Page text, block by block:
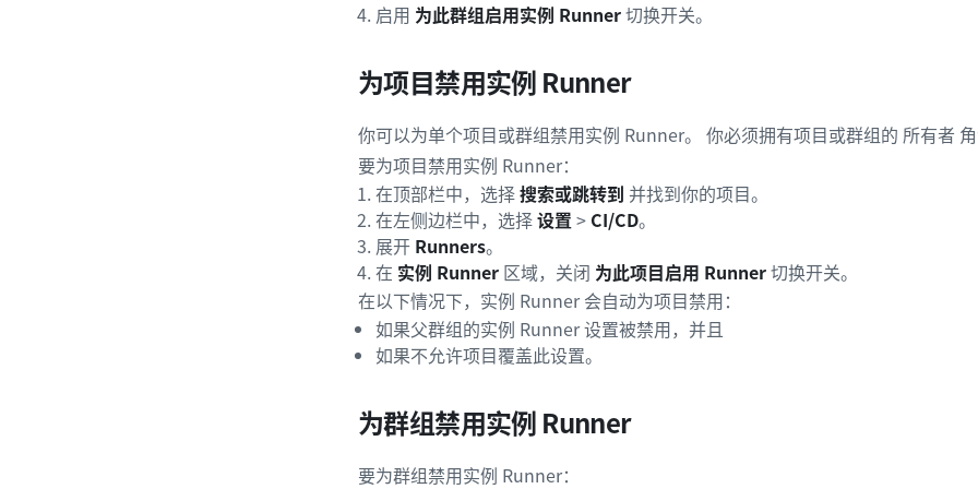
启用 为此群组启用实例 Runner切换开关。
为项目禁用实例 Runner
你可以为单个项目或群组禁用实例 Runner。 你必须拥有项目或群组的 所有者
要为项目禁用实例 Runner：
在顶部栏中，选择搜索或跳转到 并找到你的项目。
在左侧边栏中，选择设置 > CI/CD。
展开 Runners。
在 实例 Runner 区域，关闭 为此项目启用 Runner切换开关。
在以下情况下，实例 Runner 会自动为项目禁用：
如果父群组的实例 Runner 设置被禁用，并且
如果不允许项目覆盖此设置。
为群组禁用实例 Runner
要为群组禁用实例 Runner：